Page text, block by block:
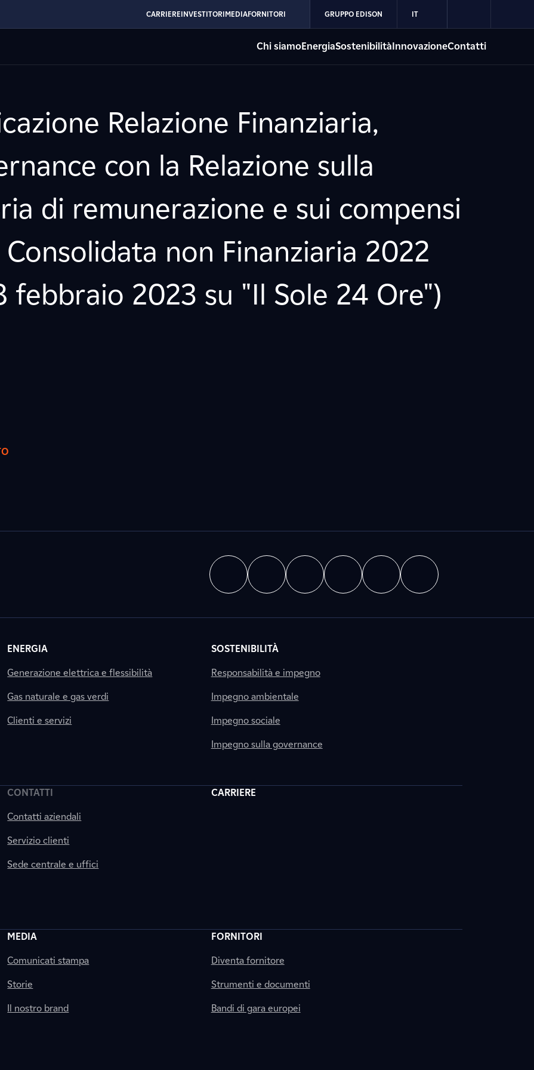
CARRIEREINVESTITORIMEDIAFORNITORI GRUPPO EDISON IT
Chi siamoEnergiaSostenibilitàInnovazioneContatti
Relazione Finanziaria,
con la Relazione sulla
di remunerazione e sui compensi
non Finanziaria 2022
febbraio 2023 su "Il Sole 24 Ore")
ENERGIA
Generazione elettrica e flessibilità
Gas naturale e gas verdi
Clienti e servizi
SOSTENIBILITÀ
Responsabilità e impegno
Impegno ambientale
Impegno sociale
Impegno sulla governance
CONTATTI
Contatti aziendali
Servizio clienti
Sede centrale e uffici
CARRIERE
MEDIA
Comunicati stampa
Storie
Il nostro brand
FORNITORI
Diventa fornitore
Strumenti e documenti
Bandi di gara europei